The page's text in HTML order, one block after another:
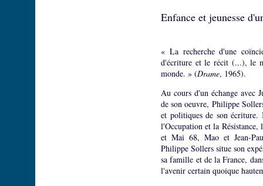
Enfance et jeunesse
« La recherche d'une
d'écriture et le récit (...), le
monde. » (Drame, 1965).
Au cours d'un échange avec
de son oeuvre, Philippe
et politiques de son
l'Occupation et la
et Mai 68, Mao et Jean-
Philippe Sollers situe son
sa famille et de la France,
l'avenir certain quoique